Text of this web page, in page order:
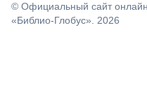
© Официальный сайт онлайн
«Библио-Глобус». 2026